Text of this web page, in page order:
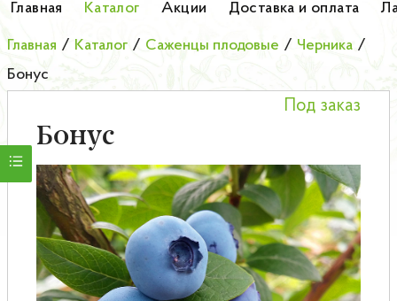
Главная Каталог Акции Доставка и оплата
Колоновидные деревья
Лук-севок
Малина
Мини-деревья
НОВИНКА Английские и Японские розы
Саженцы плодовые
Главная / Каталог / Саженцы плодовые / Черника /
Бонус
Бонус
Под заказ